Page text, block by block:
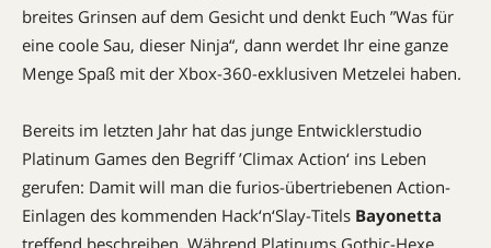
breites Grinsen auf dem Gesicht und denkt Euch ”Was für
eine coole Sau, dieser Ninja“, dann werdet Ihr eine ganze
Menge Spaß mit der Xbox-360-­exklusiven ­Metzelei haben.
Bereits im letzten Jahr hat das junge Entwicklerstudio
Platinum Games den Begriff ’Climax Action‘ ins Leben
gerufen: Damit will man die furios-übertriebenen Action-
Einlagen des kommenden Hack‘n‘Slay-Titels Bayo­netta
treffend beschreiben. Während Platinums Gothic-Hexe